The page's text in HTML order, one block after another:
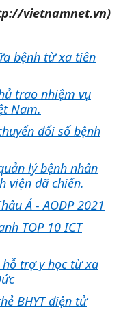
vietnamnet.vn)
bệnh từ xa tiên
trao nhiệm vụ
Nam.
đổi số bệnh
lý bệnh nhân
viện dã chiến.
Á - AODP 2021
TOP 10 ICT
trợ y học từ xa
BHYT điện tử